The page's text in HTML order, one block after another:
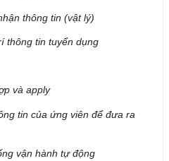
thông tin (vật lý)
thông tin tuyển dụng
và apply
tin của ứng viên để đưa ra
vận hành tự động